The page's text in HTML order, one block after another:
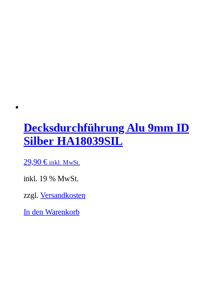
Decksdurchführung Alu 9mm ID
Silber HA18039SIL
29,90 € inkl. MwSt.
inkl. 19 % MwSt.
zzgl. Versandkosten
In den Warenkorb